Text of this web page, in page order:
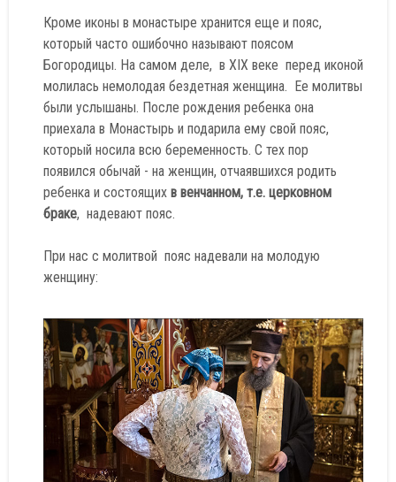
Кроме иконы в монастыре хранится еще и пояс,
который часто ошибочно называют поясом
Богородицы. На самом деле, в XIX веке перед иконой
молилась немолодая бездетная женщина. Ее молитвы
были услышаны. После рождения ребенка она
приехала в Монастырь и подарила ему свой пояс,
который носила всю беременность. С тех пор
появился обычай - на женщин, отчаявшихся родить
ребенка и состоящих в венчанном, т.е. церковном
браке, надевают пояс.
При нас с молитвой пояс надевали на молодую
женщину: